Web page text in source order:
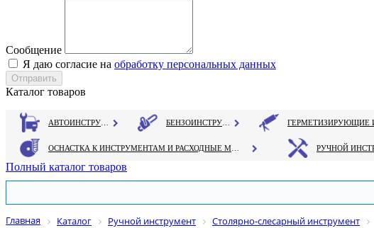
Сообщение
Я даю согласие на обработку персональных данных
Каталог товаров
Полный каталог товаров
Главная Каталог Ручной инструмент Столярно-слесарный инструмент